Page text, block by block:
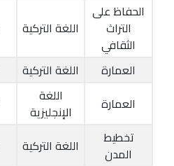
الحفاظ على
التراث
الثقافي
اللغة التركية
العمارة
اللغة التركية
العمارة
اللغة
الإنجليزية
تخطيط
المدن
اللغة التركية